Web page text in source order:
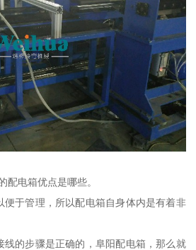
配电箱优点是哪些。
便于管理，所以配电箱自身体内是有着非
线的步骤是正确的，阜阳配电箱，那么就